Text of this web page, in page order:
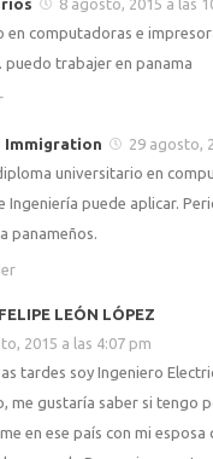
en computadoras e
puedo trabajer en panama
Immigration
29 agosto,
universitario en
Ingeniería puede aplicar.
panameños.
LEÓN LÓPEZ
2015 a las 4:07 pm
tardes soy Ingeniero
me gustaría saber si tengo
en ese país con mi esposa